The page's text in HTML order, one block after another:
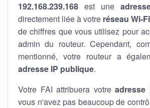
192.168.239.168 est une
directement liée à votre réseau Wi-Fi
de chiffres que vous utilisez pour
admin du routeur. Cependant,
mentionné, votre routeur a
adresse IP publique.
Votre FAI attribuera votreadresse
vous n'avez pas beaucoup de